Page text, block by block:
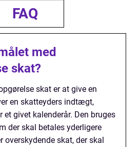
FAQ
med
skat?
skat er at give en
en skatteyders indtægt,
givet kalenderår. Den bruges
der skal betales yderligere
overskydende skat, der skal